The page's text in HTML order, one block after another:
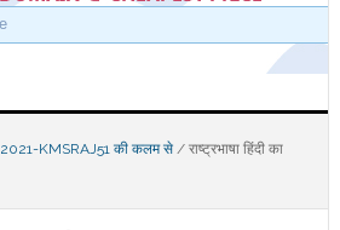
2021-KMSRAJ51 की कलम से /राष्ट्रभाषा हिंदी का